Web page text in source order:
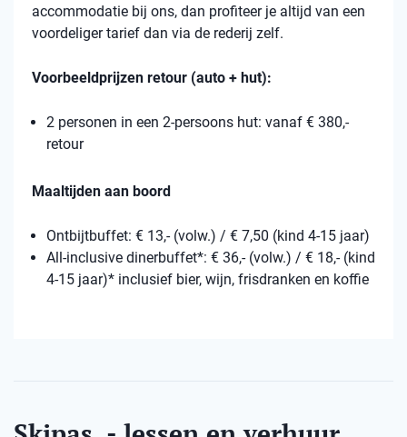
accommodatie bij ons, dan profiteer je altijd van een
voordeliger tarief dan via de rederij zelf.
Voorbeeldprijzen retour (auto + hut):
2 personen in een 2-persoons hut: vanaf € 380,-
retour
Maaltijden aan boord
Ontbijtbuffet: € 13,- (volw.) / € 7,50 (kind 4-15 jaar)
All-inclusive dinerbuffet*: € 36,- (volw.) / € 18,- (kind
4-15 jaar)* inclusief bier, wijn, frisdranken en koffie